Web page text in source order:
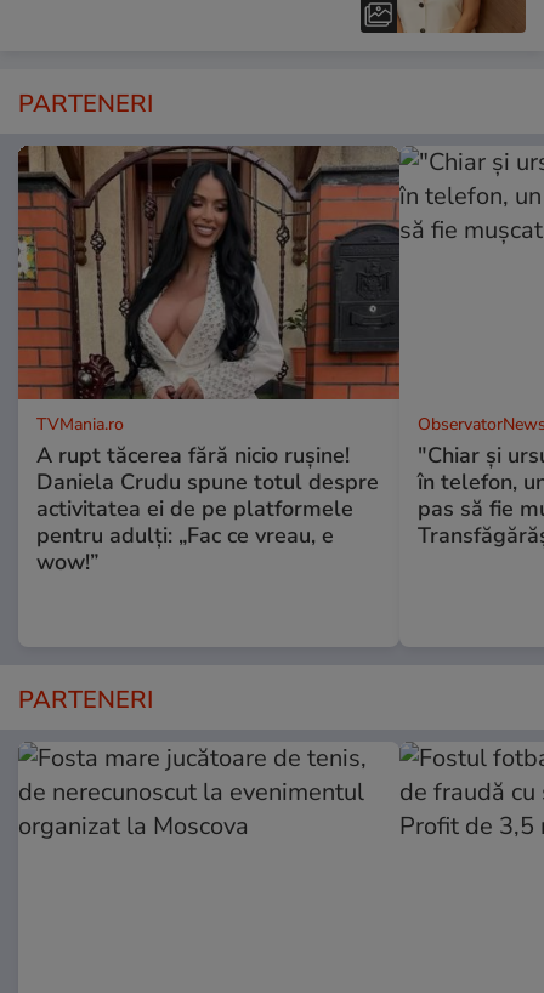
PARTENERI
TVMania.ro
A rupt tăcerea fără nicio rușine!
Daniela Crudu spune totul despre
activitatea ei de pe platformele
pentru adulți: „Fac ce vreau, e
wow!”
"Chiar și
în telefon,
pas să fie
PARTENERI